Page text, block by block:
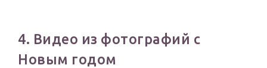
4. Видео из фотографий с
Новым годом